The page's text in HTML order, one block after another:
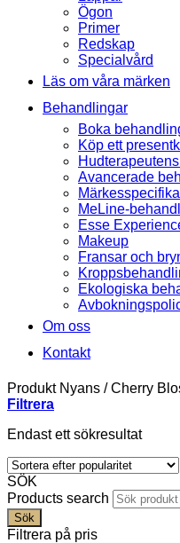
Ögon
Primer
Redskap
Specialvård
Läs om våra märken
Behandlingar
Boka
Köp ett
Avancerade
MeLine-
Esse
Makeup
Fransar och
Ekologiska
Om oss
Kontakt
Produkt Nyans /Cherry
Filtrera
Endast ett sökresultat
SÖK
Products search
Sök
Filtrera på pris